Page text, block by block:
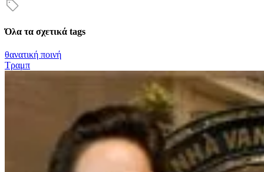
Όλα τα σχετικά tags
θανατική ποινή
Τραμπ